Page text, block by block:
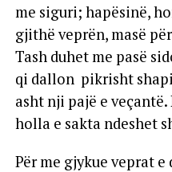
me siguri; hapësinë,
gjithë veprën, masë
Tash duhet me pasë
qi dallon pikrisht
asht nji pajë e
holla e sakta ndeshet
Për me gjykue veprat